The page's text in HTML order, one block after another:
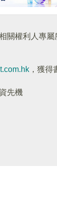
關權利人專屬
，獲得
先機